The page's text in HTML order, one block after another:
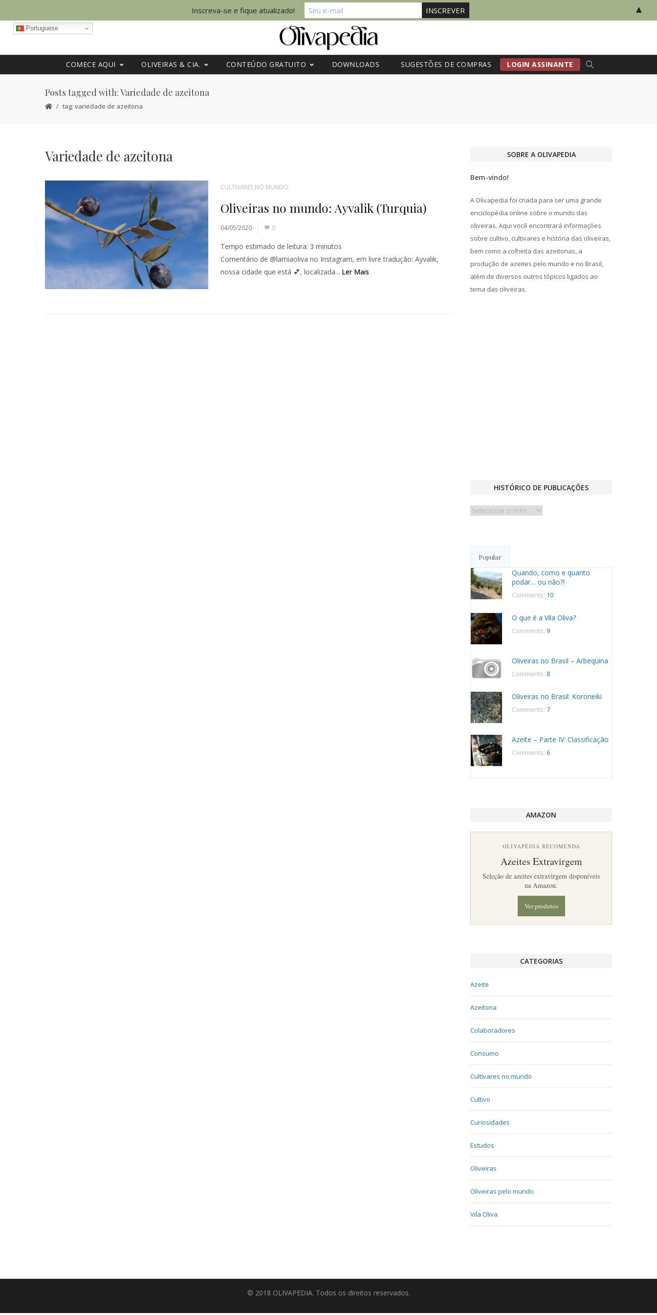
COMECE AQUI OLIVEIRAS & CIA. CONTEÚDO GRATUITO DOWNLOADS SUGESTÕES DE COMPRAS LOGIN ASSINANTE
Posts tagged with: Variedade de azeitona
tag: variedade de azeitona
Variedade de azeitona
CULTIVARES NO MUNDO
Oliveiras no mundo: Ayvalik (Turquia)
04/05/2020 0
Tempo estimado de leitura: 3 minutos
Comentário de @lamiaoliva no Instagram, em livre tradução: Ayvalık,
nossa cidade que está 💕, localizada... Ler Mais
SOBRE A OLIVAPEDIA
Bem-vindo!
A Olivapedia foi criada para ser uma grande
enciclopédia online sobre o mundo das
oliveiras. Aqui você encontrará informações
sobre cultivo, cultivares e história das oliveiras,
bem como a colheita das azeitonas, a
produção de azeites pelo mundo e no Brasil,
além de diversos outros tópicos ligados ao
tema das oliveiras.
HISTÓRICO DE PUBLICAÇÕES
Histórico
Popular
Quando, como e quanto
podar… ou não?!
Comments: 10
O que é a Vila Oliva?
Comments: 9
Oliveiras no Brasil – Arbequina
Comments: 8
Oliveiras no Brasil: Koroneiki
Comments: 7
Azeite – Parte IV: Classificação
Comments: 6
AMAZON
OLIVAPEDIA RECOMENDA
Azeites Extravirgem
Seleção de azeites extravirgem disponíveis
na Amazon.
Ver produtos
CATEGORIAS
Azeite
Azeitona
Colaboradores
Consumo
Cultivares no mundo
Cultivo
Curiosidades
Estudos
Oliveiras
Oliveiras pelo mundo
Vila Oliva
© 2018 OLIVAPEDIA. Todos os direitos reservados.
Inscreva-se e fique atualizado! ▲
Portuguese